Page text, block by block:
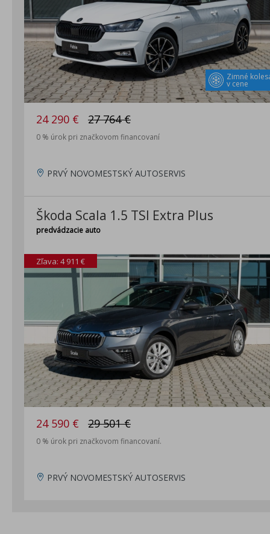
Zimné
v cene
24 290 € 27 764 €
0 % úrok pri značkovom financovaní
PRVÝ NOVOMESTSKÝ AUTOSERVIS
Škoda Scala 1.5 TSI Extra Plus
predvádzacie auto
Zľava: 4 911 €
24 590 € 29 501 €
0 % úrok pri značkovom financovaní.
PRVÝ NOVOMESTSKÝ AUTOSERVIS